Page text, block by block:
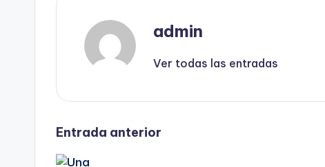
admin
Ver todas las entradas
Navegación
Entrada anterior